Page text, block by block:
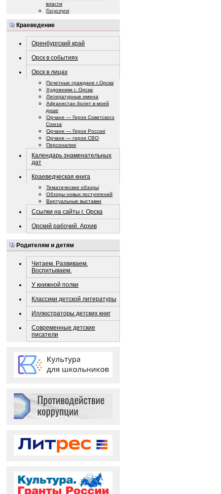
власти
Госуслуги
Краеведение
Оренбургский край
Орск в событиях
Орск в лицах
Почетные граждане г.Орска
Художники г. Орска
Литературные имена
Афганистан болит в моей
душе
Орчане — Герои Советского
Союза
Орчане — Герои России
Орчане — герои СВО
Персоналии
Календарь знаменательных
дат
Краеведческая книга
Тематические обзоры
Обзоры новых поступлений
Виртуальные выставки
Ссылки на сайты г. Орска
Орский рабочий. Архив
Родителям и детям
Читаем. Развиваем.
Воспитываем.
У книжной полки
Классики детской литературы
Иллюстраторы детских книг
Современные детские
писатели